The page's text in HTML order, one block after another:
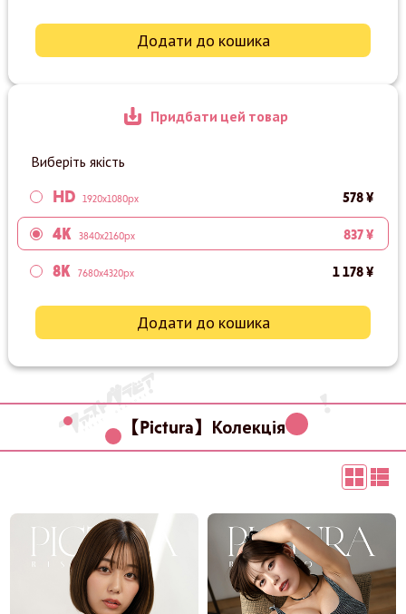
Додати до кошика
Придбати цей товар
Виберіть якість
HD 1920x1080px 578 ¥
4K 3840x2160px 837 ¥
8K 7680x4320px 1 178 ¥
Додати до кошика
【Pictura】Колекція